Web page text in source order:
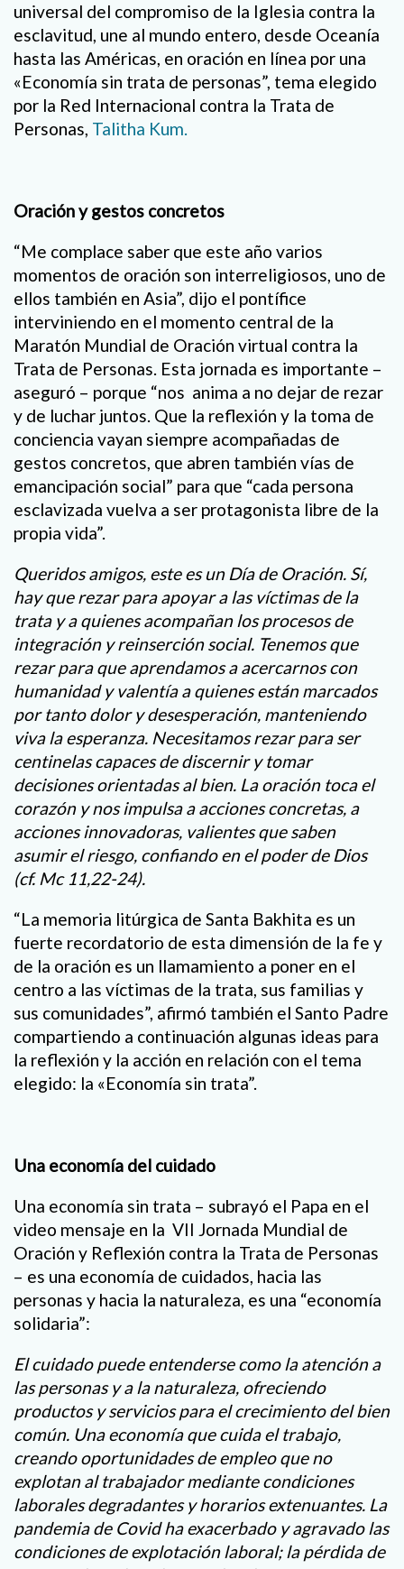
universal del compromiso de la Iglesia contra la
esclavitud, une al mundo entero, desde Oceanía
hasta las Américas, en oración en línea por una
«Economía sin trata de personas”, tema elegido
por la Red Internacional contra la Trata de
Personas, Talitha Kum.
Oración y gestos concretos
“Me complace saber que este año varios
momentos de oración son interreligiosos, uno de
ellos también en Asia”, dijo el pontífice
interviniendo en el momento central de la
Maratón Mundial de Oración virtual contra la
Trata de Personas. Esta jornada es importante –
aseguró – porque “nos anima a no dejar de rezar
y de luchar juntos. Que la reflexión y la toma de
conciencia vayan siempre acompañadas de
gestos concretos, que abren también vías de
emancipación social” para que “cada persona
esclavizada vuelva a ser protagonista libre de la
propia vida”.
Queridos amigos, este es un Día de Oración. Sí,
hay que rezar para apoyar a las víctimas de la
trata y a quienes acompañan los procesos de
integración y reinserción social. Tenemos que
rezar para que aprendamos a acercarnos con
humanidad y valentía a quienes están marcados
por tanto dolor y desesperación, manteniendo
viva la esperanza. Necesitamos rezar para ser
centinelas capaces de discernir y tomar
decisiones orientadas al bien. La oración toca el
corazón y nos impulsa a acciones concretas, a
acciones innovadoras, valientes que saben
asumir el riesgo, confiando en el poder de Dios
(cf. Mc 11,22-24).
“La memoria litúrgica de Santa Bakhita es un
fuerte recordatorio de esta dimensión de la fe y
de la oración es un llamamiento a poner en el
centro a las víctimas de la trata, sus familias y
sus comunidades”, afirmó también el Santo Padre
compartiendo a continuación algunas ideas para
la reflexión y la acción en relación con el tema
elegido: la «Economía sin trata”.
Una economía del cuidado
Una economía sin trata – subrayó el Papa en el
video mensaje en la VII Jornada Mundial de
Oración y Reflexión contra la Trata de Personas
– es una economía de cuidados, hacia las
personas y hacia la naturaleza, es una “economía
solidaria”:
El cuidado puede entenderse como la atención a
las personas y a la naturaleza, ofreciendo
productos y servicios para el crecimiento del bien
común. Una economía que cuida el trabajo,
creando oportunidades de empleo que no
explotan al trabajador mediante condiciones
laborales degradantes y horarios extenuantes. La
pandemia de Covid ha exacerbado y agravado las
condiciones de explotación laboral; la pérdida de